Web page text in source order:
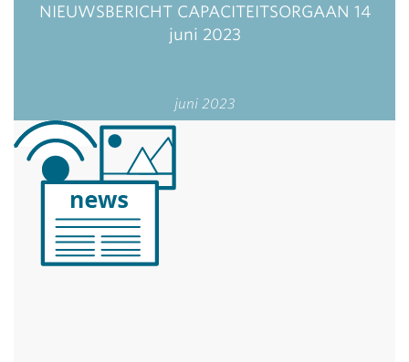
NIEUWSBERICHT CAPACITEITSORGAAN 14
juni 2023
juni 2023